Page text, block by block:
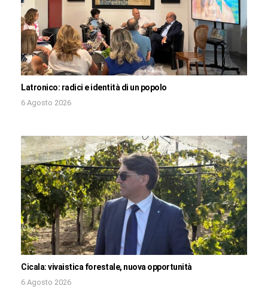
Latronico: radici e identità di un popolo
6 Agosto 2026
Cicala: vivaistica forestale, nuova opportunità
6 Agosto 2026